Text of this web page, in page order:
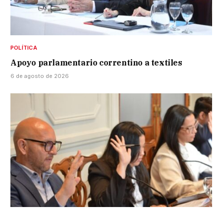
POLÍTICA
Apoyo parlamentario correntino a textiles
6 de agosto de 2026